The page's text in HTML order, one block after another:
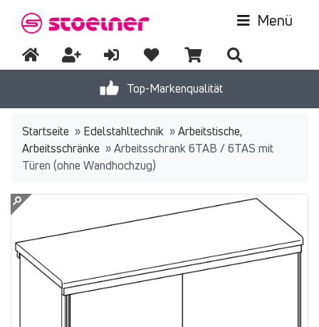
Top-Markenqualität
Menü
Startseite » Edelstahltechnik »Arbeitstische,
Arbeitsschränke »Arbeitsschrank 6TAB / 6TAS mit
Türen (ohne Wandhochzug)